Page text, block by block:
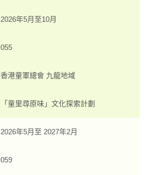
2026年5月至10月
055
香港童軍總會 九龍地域
「童里尋原味」文化探索計劃
2026年5月至 2027年2月
059